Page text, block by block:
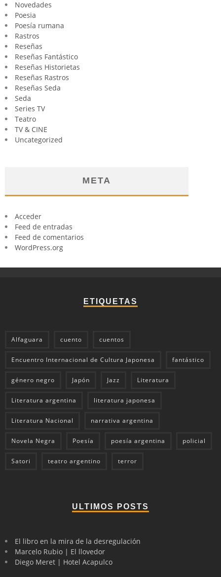
Novedades
Poesia
Poesía rumana
Rastros
Reseñas
Reseñas Fantástico
Reseñas Historietas
Reseñas Rastros
Reseñas Seda
Seda
Series TV
Teatro
TV & CINE
Uncategorized
META
Acceder
Feed de entradas
Feed de comentarios
WordPress.org
ETIQUETAS
Alfaguara cuento cuentos
Encuentro Internacional de Cultura Japonesa fantástico
género negro Japón Jazz Literatura
Literatura argentina literatura japonesa
Literatura Nacional narrativa argentina
Novela Negra Poesía poesía argentina policial
Satori teatro argentino terror
ULTIMOS POSTS
El libro en la mira de la desregulación
Marcelo Rubio | El llovedor
Diego Meret | Hotel Acapulco